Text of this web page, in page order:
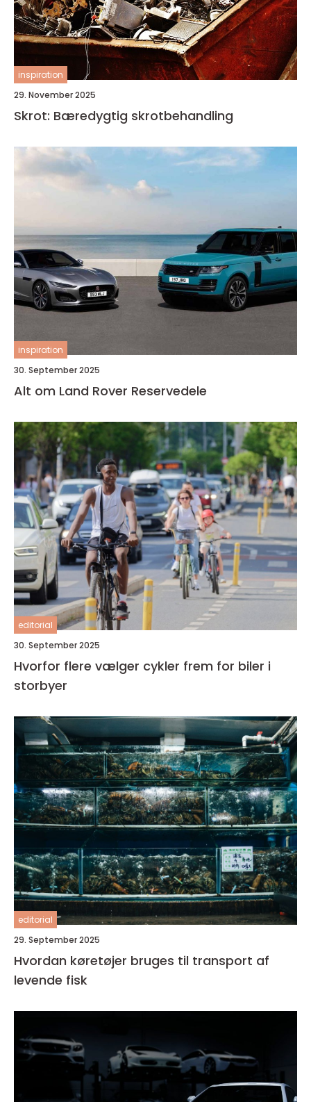
inspiration
29. November 2025
Skrot: Bæredygtig skrotbehandling
inspiration
30. September 2025
Alt om Land Rover Reservedele
editorial
30. September 2025
Hvorfor flere vælger cykler frem for biler i
storbyer
editorial
29. September 2025
Hvordan køretøjer bruges til transport af
levende fisk